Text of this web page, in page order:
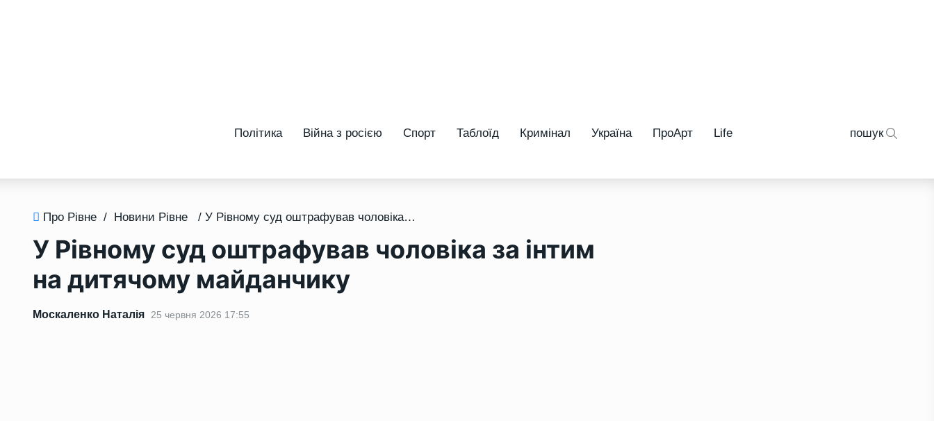
Політика Війна з росією Спорт Таблоїд Кримінал Україна ПроАрт Life пошук
Про Рівне / Новини Рівне / У Рівному суд оштрафував чоловіка за інтим на дитячому майданчику
У Рівному суд оштрафував чоловіка за інтим
на дитячому майданчику
Москаленко Наталія 25 червня 2026 17:55